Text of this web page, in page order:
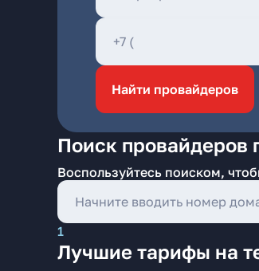
Найти провайдеров
Поиск провайдеров
Воспользуйтесь поиском,
1
Лучшие тарифы на